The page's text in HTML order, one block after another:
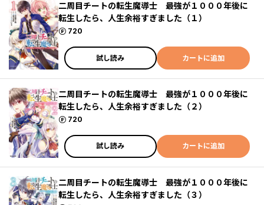
二周目チートの転生魔導士 最強が１０００年後に
転生したら、人生余裕すぎました（１）
720
ポイント
試し読み カートに追加
二周目チートの転生魔導士 最強が１０００年後に
転生したら、人生余裕すぎました（２）
720
ポイント
試し読み カートに追加
二周目チートの転生魔導士 最強が１０００年後に
転生したら、人生余裕すぎました（３）